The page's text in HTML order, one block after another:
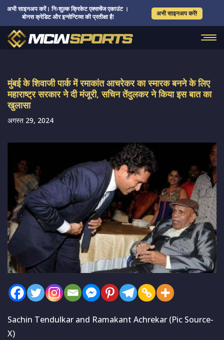
अभी साइनअप करें। निःशुल्क क्रिकेट एक्सचेंज एकाउंट ।
बोनस क्रेडिट और इन्सेन्टिव्स की प्रतीक्षा है!
अभी साइनअप करें!
मुंबई के शिवाजी पार्क में रमाकांत आचरेकर का स्मारक बनने के लिए
महाराष्ट्र सरकार ने दी मंजूरी, सचिन तेंदुलकर ने किया इस बात का
खुलासा
अगस्त 29, 2024
Sachin Tendulkar and Ramakant Achrekar (Pic Source-
X)